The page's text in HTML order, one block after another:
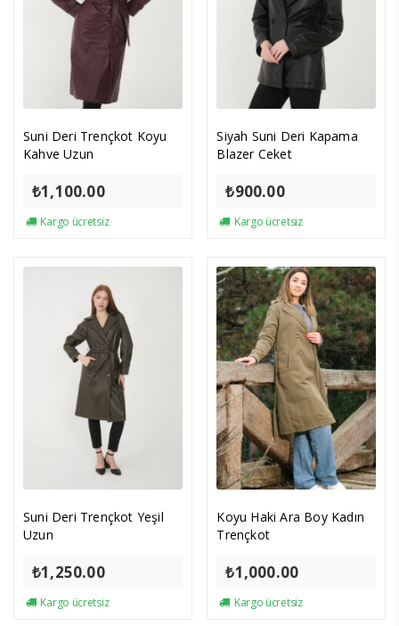
Suni Deri Trençkot Koyu
Kahve Uzun
₺1,100.00
Kargo ücretsiz
Siyah Suni Deri Kapama
Blazer Ceket
₺900.00
Kargo ücretsiz
Suni Deri Trençkot Yeşil
Uzun
₺1,250.00
Kargo ücretsiz
Koyu Haki Ara Boy Kadın
Trençkot
₺1,000.00
Kargo ücretsiz